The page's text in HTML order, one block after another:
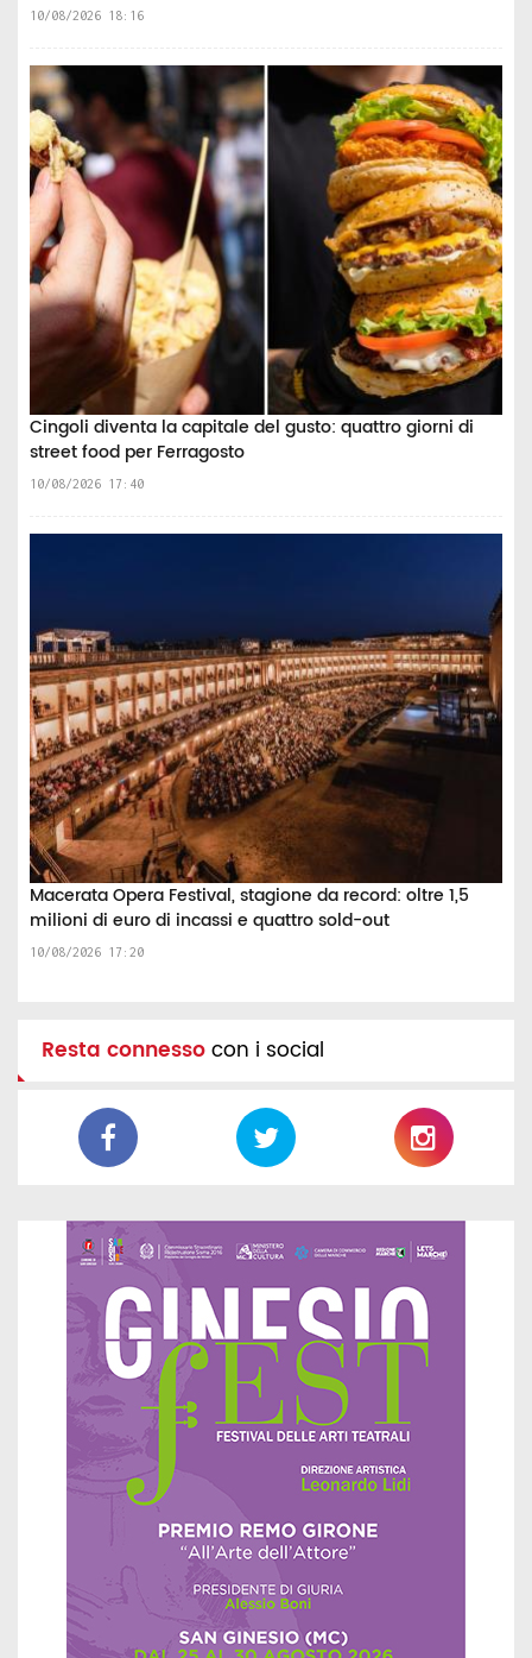
10/08/2026 18:16
Cingoli diventa la capitale del gusto: quattro giorni di
street food per Ferragosto
10/08/2026 17:40
Macerata Opera Festival, stagione da record: oltre 1,5
milioni di euro di incassi e quattro sold-out
10/08/2026 17:20
Resta connessocon i social